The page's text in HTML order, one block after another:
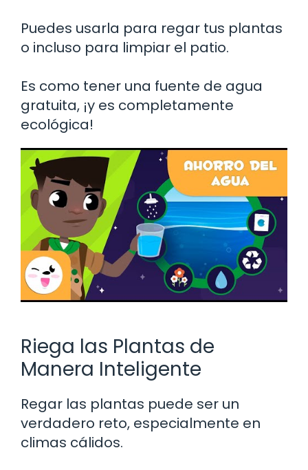
Puedes usarla para regar tus plantas
o incluso para limpiar el patio.
Es como tener una fuente de agua
gratuita, ¡y es completamente
ecológica!
Riega las Plantas de
Manera Inteligente
Regar las plantas puede ser un
verdadero reto, especialmente en
climas cálidos.